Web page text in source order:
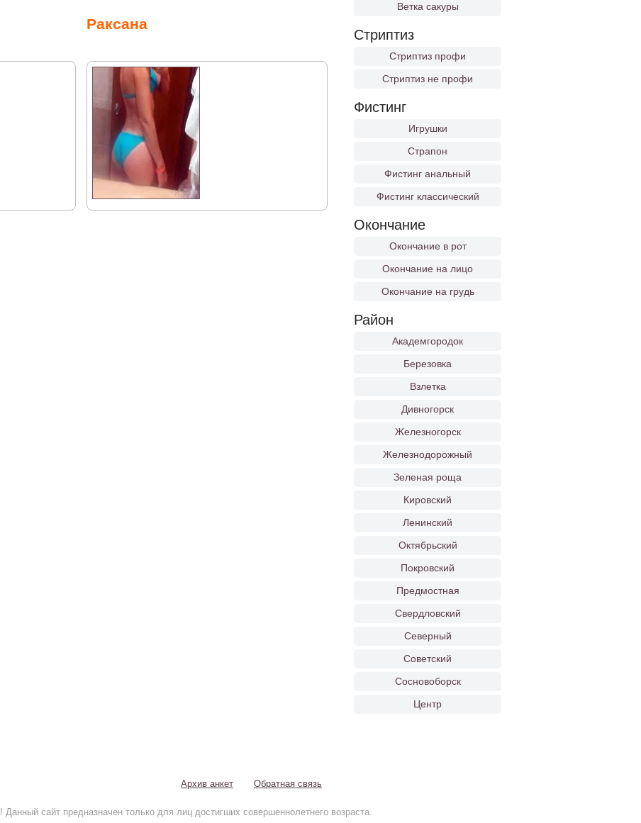
Ветка сакуры
Стриптиз
Стриптиз профи
Стриптиз не профи
Фистинг
Игрушки
Страпон
Фистинг анальный
Фистинг классический
Окончание
Окончание в рот
Окончание на лицо
Окончание на грудь
Район
Академгородок
Березовка
Взлетка
Дивногорск
Железногорск
Железнодорожный
Зеленая роща
Кировский
Ленинский
Октябрьский
Покровский
Предмостная
Свердловский
Северный
Советский
Сосновоборск
Центр
Раксана
Архив анкет Обратная связь
Данный сайт предназначен только для лиц достигших совершеннолетнего возраста.